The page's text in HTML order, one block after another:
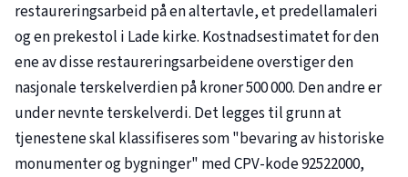
restaureringsarbeid på en altertavle, et predellamaleri
og en prekestol i Lade kirke. Kostnadsestimatet for den
ene av disse restaureringsarbeidene overstiger den
nasjonale terskelverdien på kroner 500 000. Den andre er
under nevnte terskelverdi. Det legges til grunn at
tjenestene skal klassifiseres som "bevaring av historiske
monumenter og bygninger" med CPV-kode 92522000,